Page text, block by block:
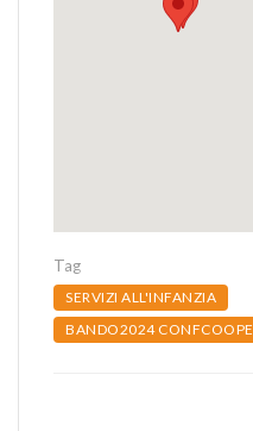
Tag
SERVIZI ALL'INFANZIA
BANDO2024